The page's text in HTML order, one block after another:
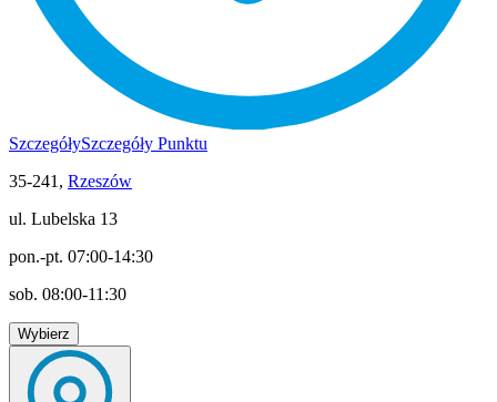
SzczegółySzczegóły Punktu
35-241, Rzeszów
ul. Lubelska 13
pon.-pt. 07:00-14:30
sob. 08:00-11:30
Wybierz